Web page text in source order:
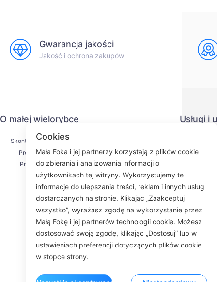
Gwarancja jakości
Jakość i ochrona zakupów
O małej wielorybce
Skontaktuj się z nami
Proces wysyłki
Proces zwrotu
O nas
Usługi i
Metoda
ROOM
Cookies
Mała Foka i jej partnerzy korzystają z plików cookie
do zbierania i analizowania informacji o
użytkownikach tej witryny. Wykorzystujemy te
informacje do ulepszania treści, reklam i innych usług
dostarczanych na stronie. Klikając „Zaakceptuj
wszystko”, wyrażasz zgodę na wykorzystanie przez
Małą Fokę i jej partnerów technologii cookie. Możesz
dostosować swoją zgodę, klikając „Dostosuj” lub w
ustawieniach preferencji dotyczących plików cookie
w stopce strony.